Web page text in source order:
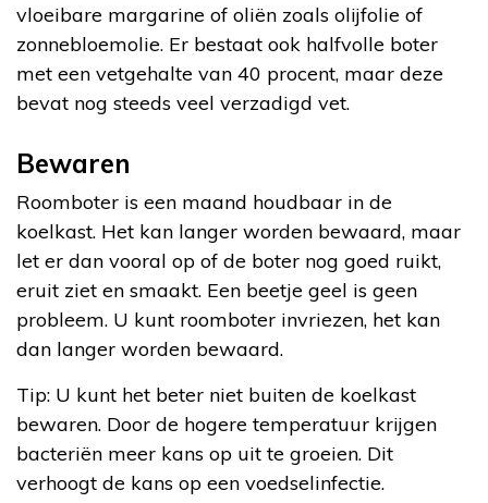
vloeibare margarine of oliën zoals olijfolie of
zonnebloemolie. Er bestaat ook halfvolle boter
met een vetgehalte van 40 procent, maar deze
bevat nog steeds veel verzadigd vet.
Bewaren
Roomboter is een maand houdbaar in de
koelkast. Het kan langer worden bewaard, maar
let er dan vooral op of de boter nog goed ruikt,
eruit ziet en smaakt. Een beetje geel is geen
probleem. U kunt roomboter invriezen, het kan
dan langer worden bewaard.
Tip: U kunt het beter niet buiten de koelkast
bewaren. Door de hogere temperatuur krijgen
bacteriën meer kans op uit te groeien. Dit
verhoogt de kans op een voedselinfectie.